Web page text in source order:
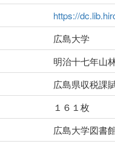
https://
広島大学
明治十七年山
広島県収税課
１６１枚
広島大学図書